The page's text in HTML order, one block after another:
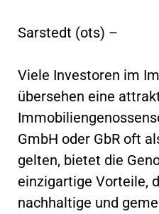
Sarstedt (ots) –
Viele Investoren im
übersehen eine
GmbH oder GbR oft
gelten, bietet die
einzigartige Vorteile,
nachhaltige und